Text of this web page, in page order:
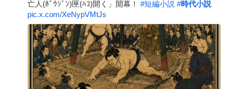
亡人(ﾎﾞｳｼﾞﾝ)匣(ﾊｺ)開く」開幕！ #短編小説 #時代小説
pic.x.com/XeNypVMtJs